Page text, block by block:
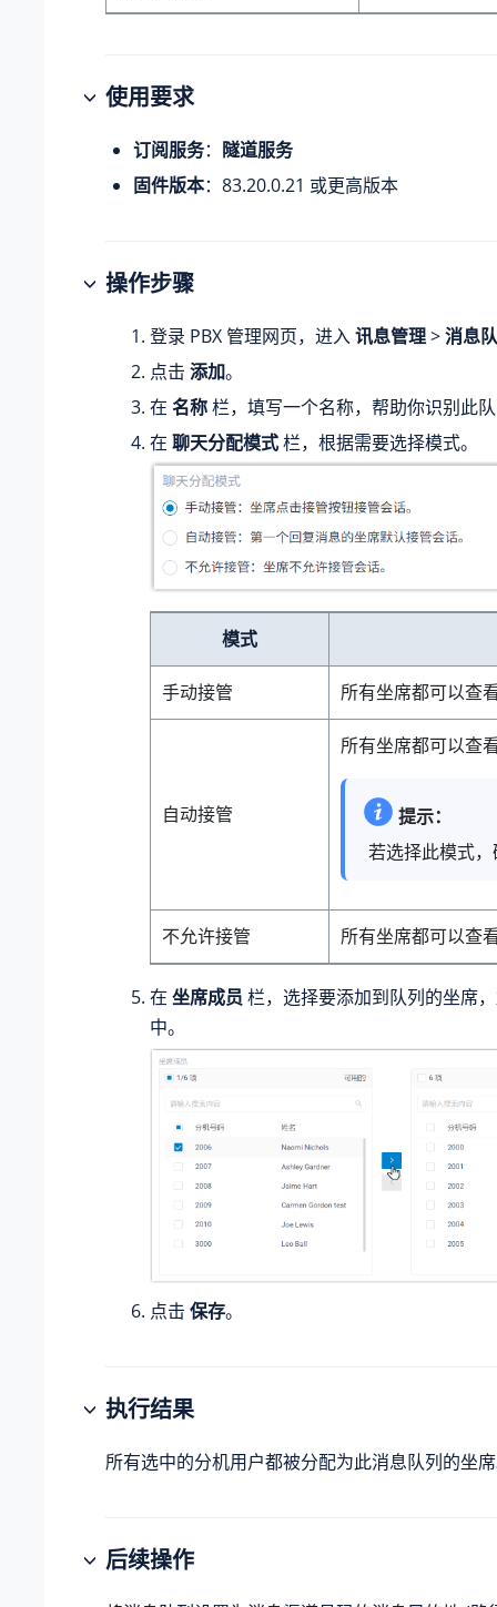
使用要求
订阅服务： 隧道服务
固件版本： 83.20.0.21 或更高版本
操作步骤
登录 PBX 管理网页，进入讯息管理>消息
点击 添加。
在 名称栏，填写一个名称，帮助你识别此
在 聊天分配模式栏，根据需要选择模式。
模式
手动接管 所有坐席都可以查
自动接管
所有坐席都可以查
提示：
若选择此模式
不允许接管 所有坐席都可以查
在 坐席成员 栏，选择要添加到队列的坐席
中。
点击 保存。
执行结果
所有选中的分机用户都被分配为此消息队列的坐
后续操作